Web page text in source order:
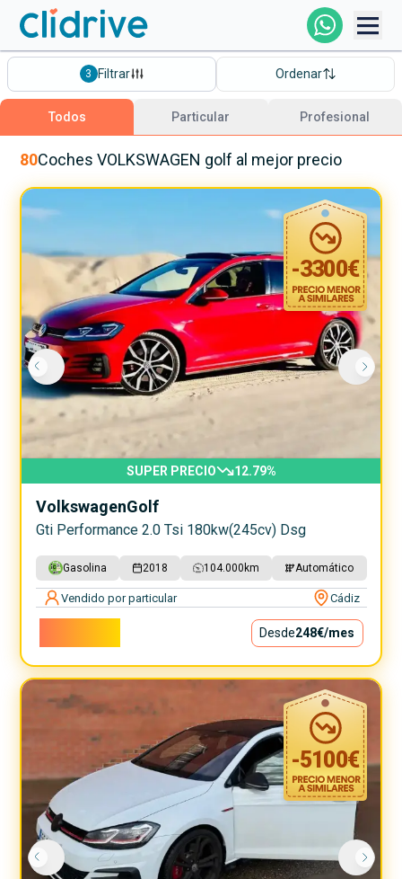
Comprar Coche
Todos Los Coches
Profesional
Financiación
Clidrive
3 Filtrar Ordenar
Todos Particular Profesional
80Coches VOLKSWAGEN golf al mejor precio
-3300€
SUPER PRECIO 12.79%
VolkswagenGolf
Gti Performance 2.0 Tsi 180kw(245cv) Dsg
Gasolina 2018 104.000 km Automático
Vendido por particular Cádiz
Desde248€/mes
-5100€